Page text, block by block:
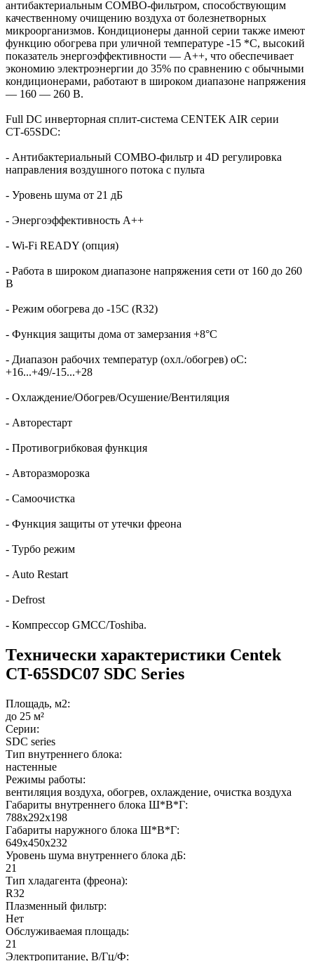
антибактериальным COMBO-фильтром, способствующим
качественному очищению воздуха от болезнетворных
микроорганизмов. Кондиционеры данной серии также имеют
функцию обогрева при уличной температуре -15 *С, высокий
показатель энергоэффективности — А++, что обеспечивает
экономию электроэнергии до 35% по сравнению с обычными
кондиционерами, работают в широком диапазоне напряжения
— 160 — 260 В.
Full DC инверторная сплит-система CENTEK AIR серии
СТ-65SDC:
- Антибактериальный COMBO-фильтр и 4D регулировка
направления воздушного потока с пульта
- Уровень шума от 21 дБ
- Энергоэффективность А++
- Wi-Fi READY (опция)
- Работа в широком диапазоне напряжения сети от 160 до 260
В
- Режим обогрева до -15С (R32)
- Функция защиты дома от замерзания +8°С
- Диапазон рабочих температур (охл./обогрев) oC:
+16...+49/-15...+28
- Охлаждение/Обогрев/Осушение/Вентиляция
- Авторестарт
- Противогрибковая функция
- Авторазморозка
- Самоочистка
- Функция защиты от утечки фреона
- Турбо режим
- Auto Restart
- Defrost
- Компрессор GMCC/Toshiba.
Технически характеристики Centek
CT-65SDC07 SDC Series
Площадь, м2:
до 25 м²
Серии:
SDC series
Тип внутреннего блока:
настенные
Режимы работы:
вентиляция воздуха, обогрев, охлаждение, очистка воздуха
Габариты внутреннего блока Ш*В*Г:
788x292x198
Габариты наружного блока Ш*В*Г:
649x450x232
Уровень шума внутреннего блока дБ:
21
Тип хладагента (фреона):
R32
Плазменный фильтр:
Нет
Обслуживаемая площадь:
21
Электропитание, В/Гц/Ф: